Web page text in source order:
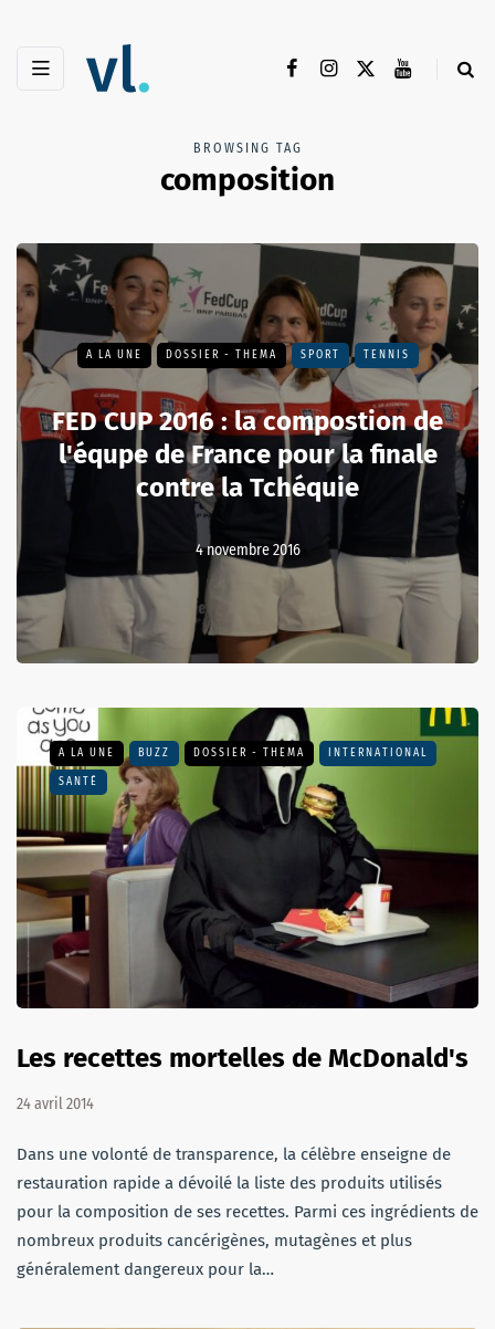
BROWSING TAG
composition
A LA UNE DOSSIER - THEMA SPORT TENNIS
FED CUP 2016 : la compostion de
l'équpe de France pour la finale
contre la Tchéquie
4 novembre 2016
A LA UNE BUZZ DOSSIER - THEMA INTERNATIONAL
SANTÉ
Les recettes mortelles de McDonald's
24 avril 2014
Dans une volonté de transparence, la célèbre enseigne de
restauration rapide a dévoilé la liste des produits utilisés
pour la composition de ses recettes. Parmi ces ingrédients de
nombreux produits cancérigènes, mutagènes et plus
généralement dangereux pour la…